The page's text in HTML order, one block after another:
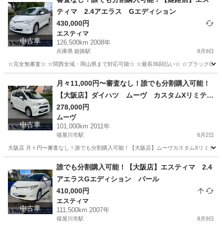
中古車
ティマ 2.4アエラス Gエディション
430,000円
エスティマ
126,500km 2008年
兵庫県 姫路駅 8月9日
☆完全無審査☆ ☆関西全域・岡山県まで対応可能☆ ☆最長36回払い☆ ☆ブラック
エスティマ 車両
中古車
月々11,000円〜審査なし！誰でも分割購入可能！
【大阪店】ダイハツ ムーヴ カスタムXリミテッ
ド
278,000円
ムーヴ
101,000km 2011年
寝屋川市駅 6月2日
大阪店 月々円〜審査なし！誰でも分割購入可能！【大阪店】ムーヴカスタムXリ
寝屋川市駅 ムーヴ 車両
中古車
誰でも分割購入可能！【大阪店】エスティマ 2.4
アエラスGエディション パール
410,000円
エスティマ
111,500km 2007年
寝屋川市駅 8月9日